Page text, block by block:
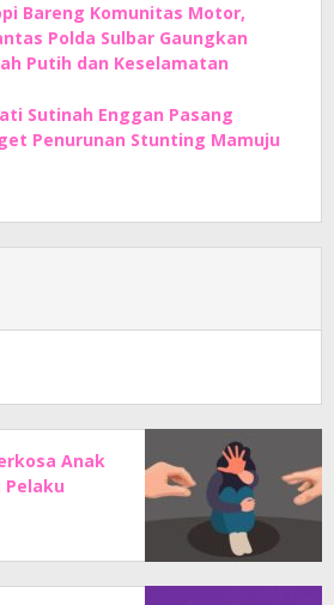
Bareng Komunitas Motor,
Polda Sulbar Gaungkan
Putih dan Keselamatan
Sutinah Enggan Pasang
Penurunan Stunting Mamuju
Anak
Pelaku